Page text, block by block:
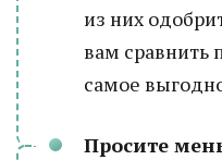
из них
вам сравнить
самое
Просите